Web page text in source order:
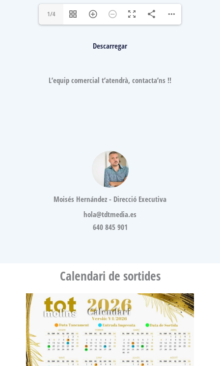
1/4
Descarregar
L’equip comercial t’atendrà, contacta’ns !!
Moisés Hernández - Direcció Executiva
hola@tdtmedia.es
640 845 901
Calendari de sortides